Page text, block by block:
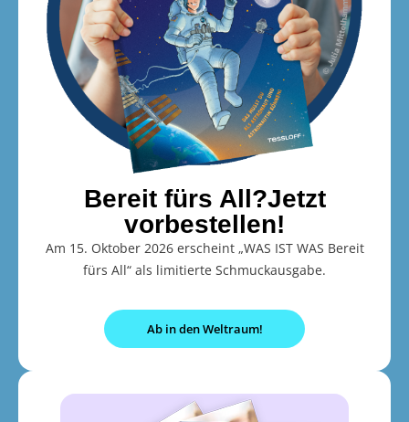
Bereit fürs All?Jetzt
vorbestellen!
Am 15. Oktober 2026 erscheint „WAS IST WAS Bereit
fürs All“ als limitierte Schmuckausgabe.
Ab in den Weltraum!